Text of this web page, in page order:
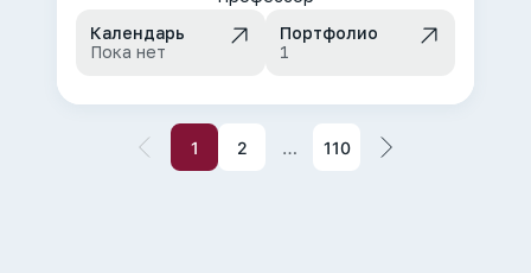
Календарь
Пока нет
Портфолио
1
1 2 … 110